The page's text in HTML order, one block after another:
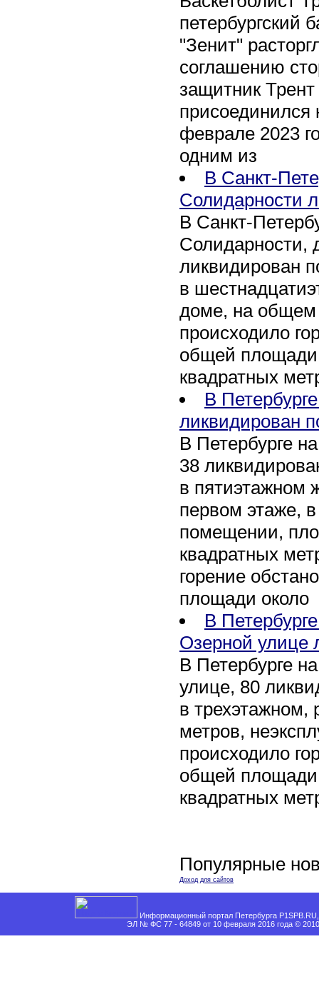
петербургский
"Зенит"
соглашению
защитник
присоединился
феврале 2023
одним из
В Санкт-
Солидарности
В Санкт-
Солидарности,
ликвидирован
в
доме, на общем
происходило
общей площади
квадратных
В
ликвидирован
В Петербурге
38
в пятиэтажном
первом этаже,
помещении,
квадратных
горение
площади около
В
Озерной улице
В Петербурге
улице, 80
в трехэтажном,
метров,
происходило
общей площади
квадратных
Популярные
Доход для сайтов
Информационный портал Петербурга
ЭЛ № ФС 77 - 64849 от 10 февраля 2016 года ©